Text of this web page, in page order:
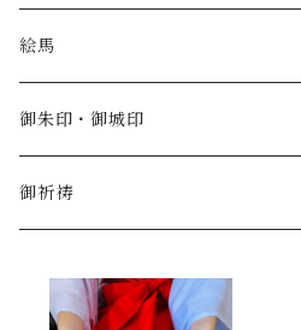
絵馬
御朱印・御城印
御祈祷